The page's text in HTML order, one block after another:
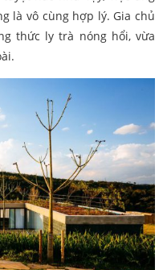
là vô cùng hợp lý. Gia chủ
thức ly trà nóng hổi, vừa